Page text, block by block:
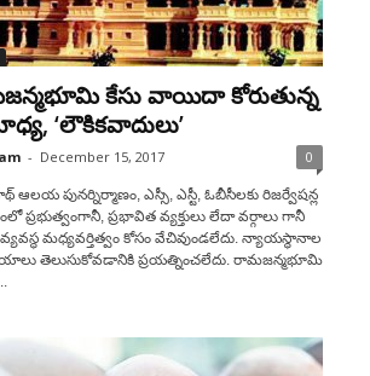
కేసు వాయిదా కోరుతున్న
‘లౌకికవాదులు’
- December 15, 2017 0
పునర్నిర్మాణం, ఎస్సీ, ఎస్టీ, ఓబీసీలకు రిజర్వేషన్ల
ప్రభుత్వంగానీ, ప్రభావిత వ్యక్తులు లేదా వర్గాలు గానీ
మధ్యవర్తిత్వం కోసం వేచివుండలేదు. న్యాయస్థానాల
తెలుసుకోవడానికి ప్రయత్నించలేదు. రామజన్మభూమి